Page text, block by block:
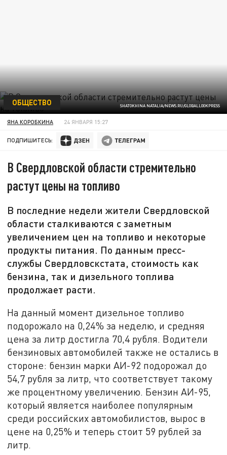
SHATOKHINA NATALIA/NEWS.RU/GLOBALLOOKPRESS
ОБЩЕСТВО
ЯНА КОРОБКИНА 24 ЯНВАРЯ 15:27
ПОДПИШИТЕСЬ:
В Свердловской области стремительно
растут цены на топливо
В последние недели жители Свердловской
области сталкиваются с заметным
увеличением цен на топливо и некоторые
продукты питания. По данным пресс-
службы Свердловскстата, стоимость как
бензина, так и дизельного топлива
продолжает расти.
На данный момент дизельное топливо
подорожало на 0,24% за неделю, и средняя
цена за литр достигла 70,4 рубля. Водители
бензиновых автомобилей также не остались в
стороне: бензин марки АИ-92 подорожал до
54,7 рубля за литр, что соответствует такому
же процентному увеличению. Бензин АИ-95,
который является наиболее популярным
среди российских автомобилистов, вырос в
цене на 0,25% и теперь стоит 59 рублей за
литр.